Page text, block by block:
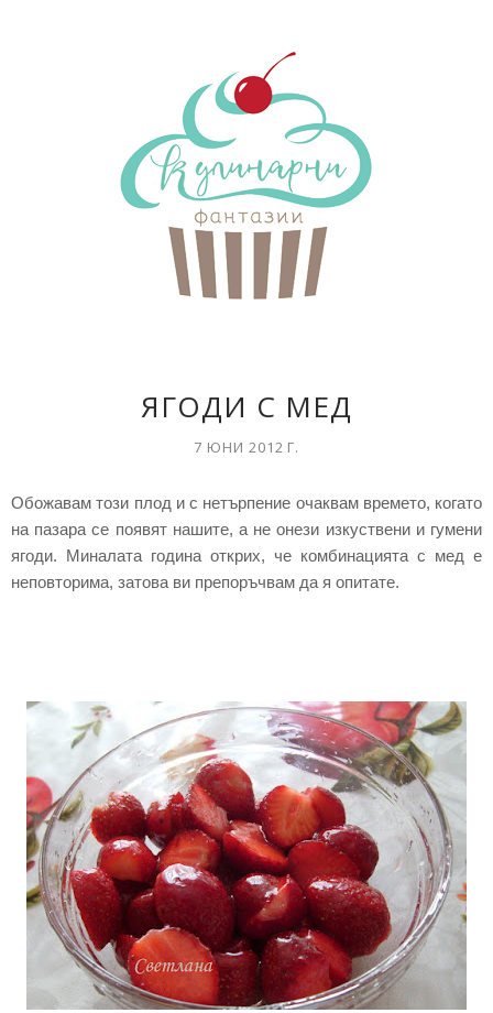
ЯГОДИ С МЕД
7 ЮНИ 2012 Г.
Обожавам този плод и с нетърпение очаквам времето, когато
на пазара се появят нашите, а не онези изкуствени и гумени
ягоди. Миналата година открих, че комбинацията с мед е
неповторима, затова ви препоръчвам да я опитате.